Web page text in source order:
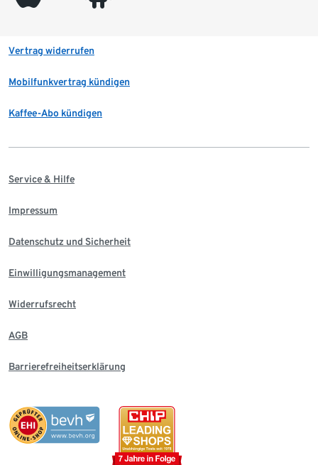
Vertrag widerrufen
Mobilfunkvertrag kündigen
Kaffee-Abo kündigen
Service & Hilfe
Impressum
Datenschutz und Sicherheit
Einwilligungsmanagement
Widerrufsrecht
AGB
Barrierefreiheitserklärung